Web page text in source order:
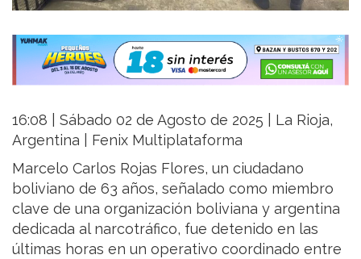
16:08 | Sábado 02 de Agosto de 2025 | La Rioja,
Argentina | Fenix Multiplataforma
Marcelo Carlos Rojas Flores, un ciudadano
boliviano de 63 años, señalado como miembro
clave de una organización boliviana y argentina
dedicada al narcotráfico, fue detenido en las
últimas horas en un operativo coordinado entre